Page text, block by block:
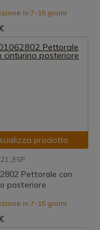
in 7-15 giorni
prodotto
Pettorale con
posteriore
in 7-15 giorni